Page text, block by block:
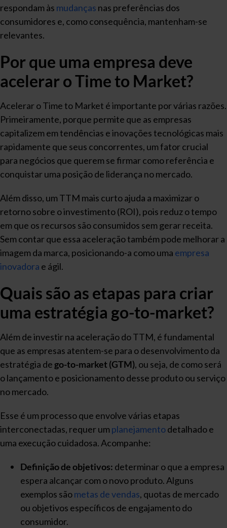
respondam às mudanças nas preferências dos
consumidores e, como consequência, mantenham-se
relevantes.
Por que uma empresa deve
acelerar o Time to Market?
Acelerar o Time to Market é importante por várias razões.
Primeiramente, porque permite que as empresas
capitalizem em tendências e inovações tecnológicas mais
rapidamente que seus concorrentes, um fator crucial
para negócios que querem se firmar como referência e
conquistar uma posição de liderança no mercado.
Além disso, um TTM mais curto ajuda a maximizar o
retorno sobre o investimento (ROI), pois reduz o tempo
em que os recursos são consumidos sem gerar receita.
Sem contar que essa aceleração também pode melhorar a
imagem da marca, posicionando-a como uma empresa
inovadora e ágil.
Quais são as etapas para criar
uma estratégia go-to-market?
Além de investir na aceleração do TTM, é fundamental
que as empresas atentem-se para o desenvolvimento da
estratégia de go-to-market (GTM), ou seja, de como será
o lançamento e posicionamento desse produto ou serviço
no mercado.
Esse é um processo que envolve várias etapas
interconectadas, requer um planejamentodetalhado e
uma execução cuidadosa. Acompanhe:
Definição de objetivos: determinar o que a empresa
espera alcançar com o novo produto. Alguns
exemplos sãometas de vendas, quotas de mercado
ou objetivos específicos de engajamento do
consumidor.